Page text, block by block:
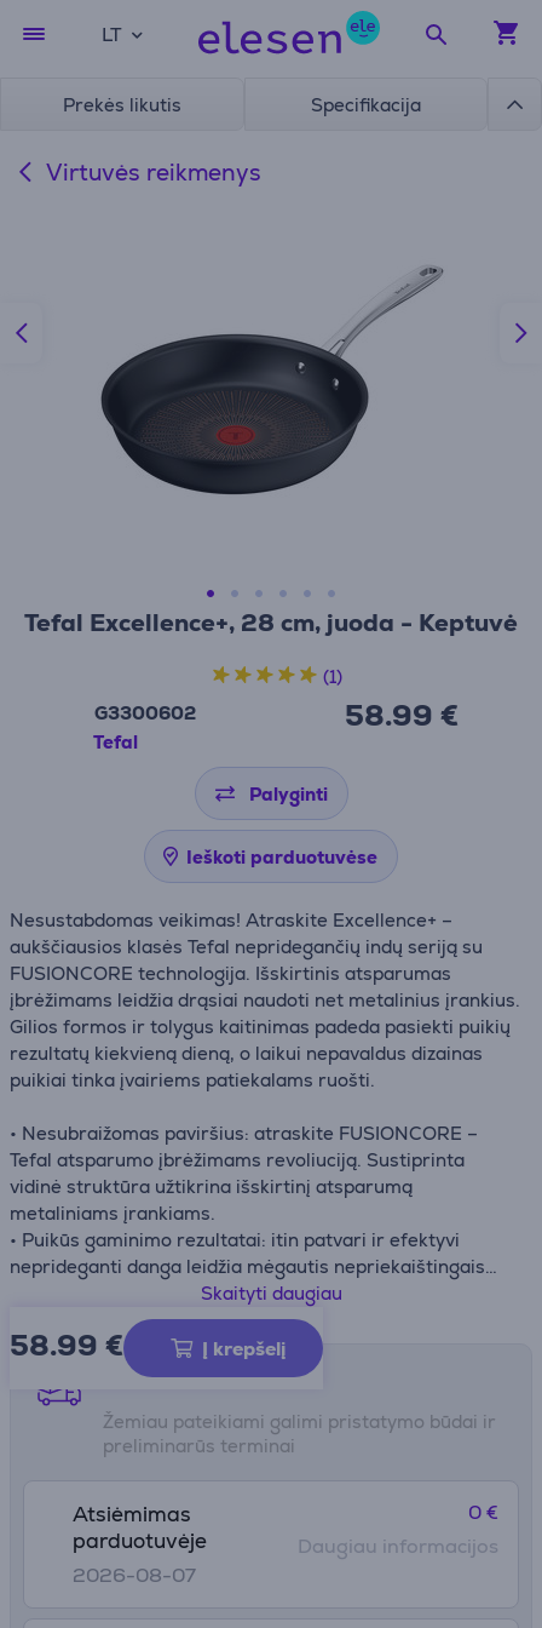
LT
Prekės likutis Specifikacija
Virtuvės reikmenys
Tefal Excellence+, 28 cm, juoda - Keptuvė
G3300602
Tefal
58.99 €
(1)
Palyginti
Ieškoti parduotuvėse
Nesustabdomas veikimas! Atraskite Excellence+ –
aukščiausios klasės Tefal nepridegančių indų seriją su
FUSIONCORE technologija. Išskirtinis atsparumas
įbrėžimams leidžia drąsiai naudoti net metalinius įrankius.
Gilios formos ir tolygus kaitinimas padeda pasiekti puikių
rezultatų kiekvieną dieną, o laikui nepavaldus dizainas
puikiai tinka įvairiems patiekalams ruošti.
• Nesubraižomas paviršius: atraskite FUSIONCORE –
Tefal atsparumo įbrėžimams revoliuciją. Sustiprinta
vidinė struktūra užtikrina išskirtinį atsparumą
metaliniams įrankiams.
• Puikūs gaminimo rezultatai: itin patvari ir efektyvi
neprideganti danga leidžia mėgautis nepriekaištingais
rezultatais kiekvieną kartą.
• Gili keptuvė: tvirta ir universali gili forma puikiai tinka
gausiems bei įvairiems patiekalams ruošti ir dalintis su
• Tolygus kaitinimas: aukšto efektyvumo indukcinis
dugnas užtikrina greitą ir tolygų įkaitimą ant visų tipų
kaitlenčių – dujinių, indukcinių ir kitų.
parausta, kai keptuvė pasiekia tinkamą temperatūrą
gaminimui, todėl lengvai išgausite tobulai apskrudusius
patiekalus.
• Tinka naudoti orkaitėje: keptuvė atspari karščiui iki 250
Skaityti daugiau
58.99 € Į krepšelį
Pristatymo būdai
Žemiau pateikiami galimi pristatymo būdai ir
preliminarūs terminai
Atsiėmimas
parduotuvėje
2026-08-07
0 €
Daugiau informacijos